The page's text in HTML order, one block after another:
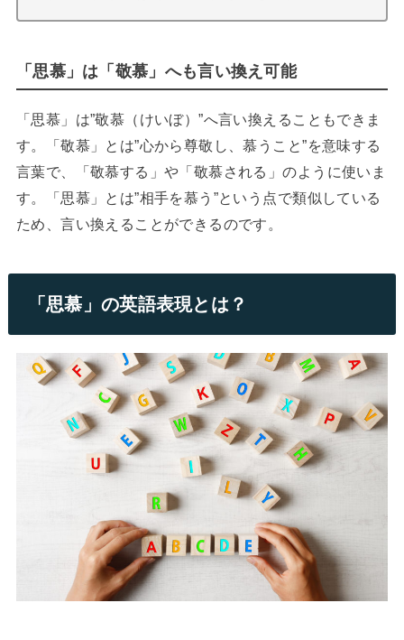
「思慕」は「敬慕」へも言い換え可能
「思慕」は”敬慕（けいぼ）”へ言い換えることもできま
す。「敬慕」とは”心から尊敬し、慕うこと”を意味する
言葉で、「敬慕する」や「敬慕される」のように使いま
す。「思慕」とは”相手を慕う”という点で類似している
ため、言い換えることができるのです。
「思慕」の英語表現とは？